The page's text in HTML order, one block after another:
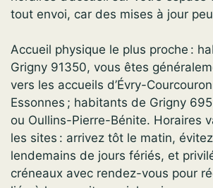
tout envoi, car des mises à jour
Accueil physique le plus proche :
Grigny 91350, vous êtes
vers les accueils d’Évry-
Essonnes ; habitants de Grigny
ou Oullins-Pierre-Bénite. Horaires
les sites : arrivez tôt le matin,
lendemains de jours fériés, et
créneaux avec rendez-vous pour